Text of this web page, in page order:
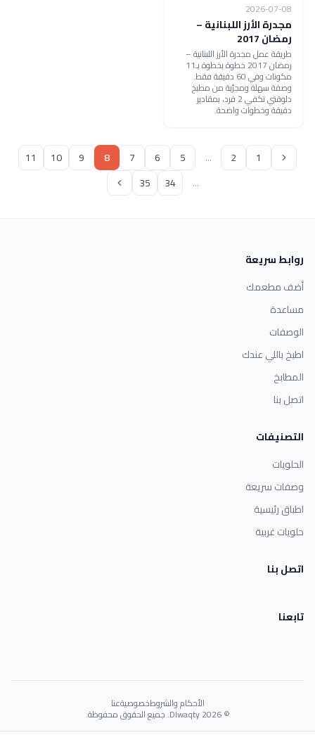
2026-07-08
مجدرة الأرز اللبنانية –
رمضان 2017
طريقة عمل مجدرة الأرز اللبنانية –
رمضان 2017 خطوة بخطوة بـ11
مكونات وفي 60 دقيقة فقط.
وصفة سهلة ومجرّبة من مطبخ
دلوقتي تكفي 2 فرد، بمقادير
دقيقة وخطوات واضحة.
1
2
...
5
6
7
8
9
10
11
...
34
35
روابط سريعة
أضف مطعمك
مساعدة
الوصفات
اطبخ باللي عندك
المطابخ
اتصل بنا
التصنيفات
الحلويات
وصفات سريعة
اطباق رئيسية
حلويات غربية
اتصل بنا
تابعنا
الأحكام والشروطخصوصيةعنا
© 2026 Dlwaqty. جميع الحقوق محفوظة.